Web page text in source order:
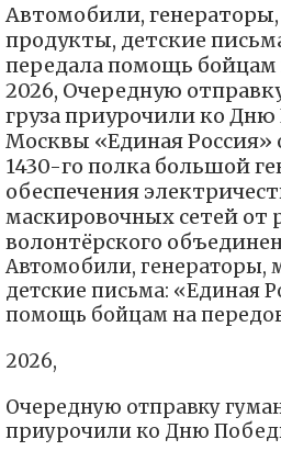
Автомобили, генераторы,
продукты, детские
передала помощь бойцам
2026, Очередную
груза приурочили ко
Москвы «Единая Россия»
1430-го полка большой
обеспечения
маскировочных сетей от
волонтёрского
Автомобили, генераторы,
детские письма: «Единая
помощь бойцам на
2026,
Очередную отправку
приурочили ко Дню